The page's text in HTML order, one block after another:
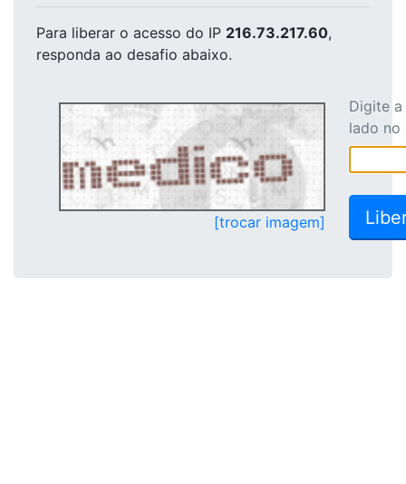
Para liberar o acesso do IP 216.73.217.60,
responda ao desafio abaixo.
[trocar imagem]
Digite
lado no